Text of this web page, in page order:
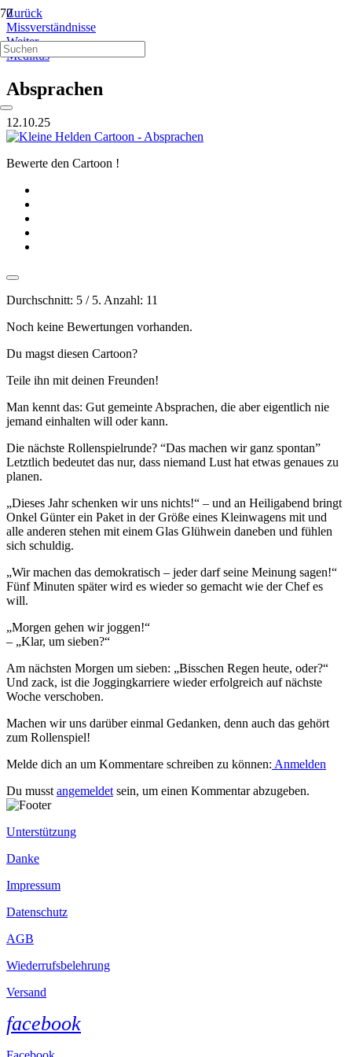
Zurück
Missverständnisse
Weiter
Medikus
Absprachen
12.10.25
Bewerte den Cartoon !
Durchschnitt: 5 / 5. Anzahl: 11
Noch keine Bewertungen vorhanden.
Du magst diesen Cartoon?
Teile ihn mit deinen Freunden!
Man kennt das: Gut gemeinte Absprachen, die aber eigentlich nie
jemand einhalten will oder kann.
Die nächste Rollenspielrunde? “Das machen wir ganz spontan”
Letztlich bedeutet das nur, dass niemand Lust hat etwas genaues zu
planen.
„Dieses Jahr schenken wir uns nichts!“ – und an Heiligabend bringt
Onkel Günter ein Paket in der Größe eines Kleinwagens mit und
alle anderen stehen mit einem Glas Glühwein daneben und fühlen
sich schuldig.
„Wir machen das demokratisch – jeder darf seine Meinung sagen!“
Fünf Minuten später wird es wieder so gemacht wie der Chef es
will.
„Morgen gehen wir joggen!“
– „Klar, um sieben?“
Am nächsten Morgen um sieben: „Bisschen Regen heute, oder?“
Und zack, ist die Joggingkarriere wieder erfolgreich auf nächste
Woche verschoben.
Machen wir uns darüber einmal Gedanken, denn auch das gehört
zum Rollenspiel!
Melde dich an um Kommentare schreiben zu können: Anmelden
Du musst angemeldet sein, um einen Kommentar abzugeben.
Unterstützung
Danke
Impressum
Datenschutz
AGB
Wiederrufsbelehrung
Versand
facebook